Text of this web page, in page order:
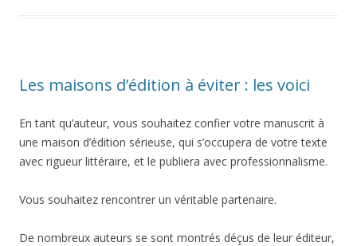
Les maisons d’édition à éviter : les voici
En tant qu’auteur, vous souhaitez confier votre manuscrit à
une maison d’édition sérieuse, qui s’occupera de votre texte
avec rigueur littéraire, et le publiera avec professionnalisme.
Vous souhaitez rencontrer un véritable partenaire.
De nombreux auteurs se sont montrés déçus de leur éditeur,